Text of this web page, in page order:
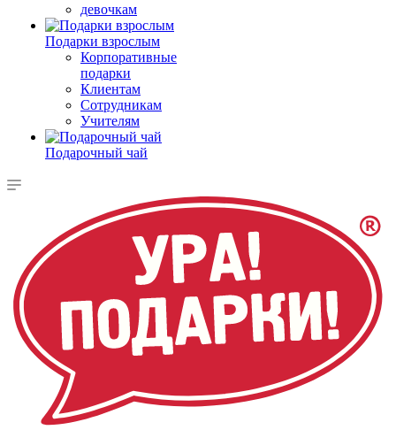
девочкам
Подарки взрослым
Корпоративные
подарки
Клиентам
Сотрудникам
Учителям
Подарочный чай